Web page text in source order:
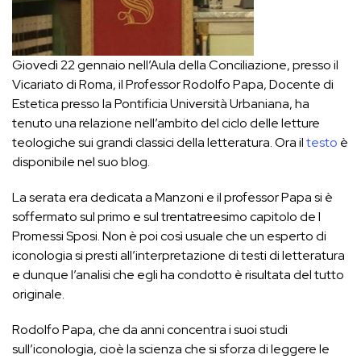
Giovedì 22 gennaio nell’Aula della Conciliazione, presso il
Vicariato di Roma, il Professor Rodolfo Papa, Docente di
Estetica presso la Pontificia Università Urbaniana, ha
tenuto una relazione nell’ambito del ciclo delle letture
teologiche sui grandi classici della letteratura. Ora iltesto è
disponibile nel suo blog.
La serata era dedicata a Manzoni e il professor Papa si è
soffermato sul primo e sul trentatreesimo capitolo de I
Promessi Sposi. Non è poi così usuale che un esperto di
iconologia si presti all’interpretazione di testi di letteratura
e dunque l’analisi che egli ha condotto è risultata del tutto
originale.
Rodolfo Papa, che da anni concentra i suoi studi
sull’iconologia, cioè la scienza che si sforza di leggere le